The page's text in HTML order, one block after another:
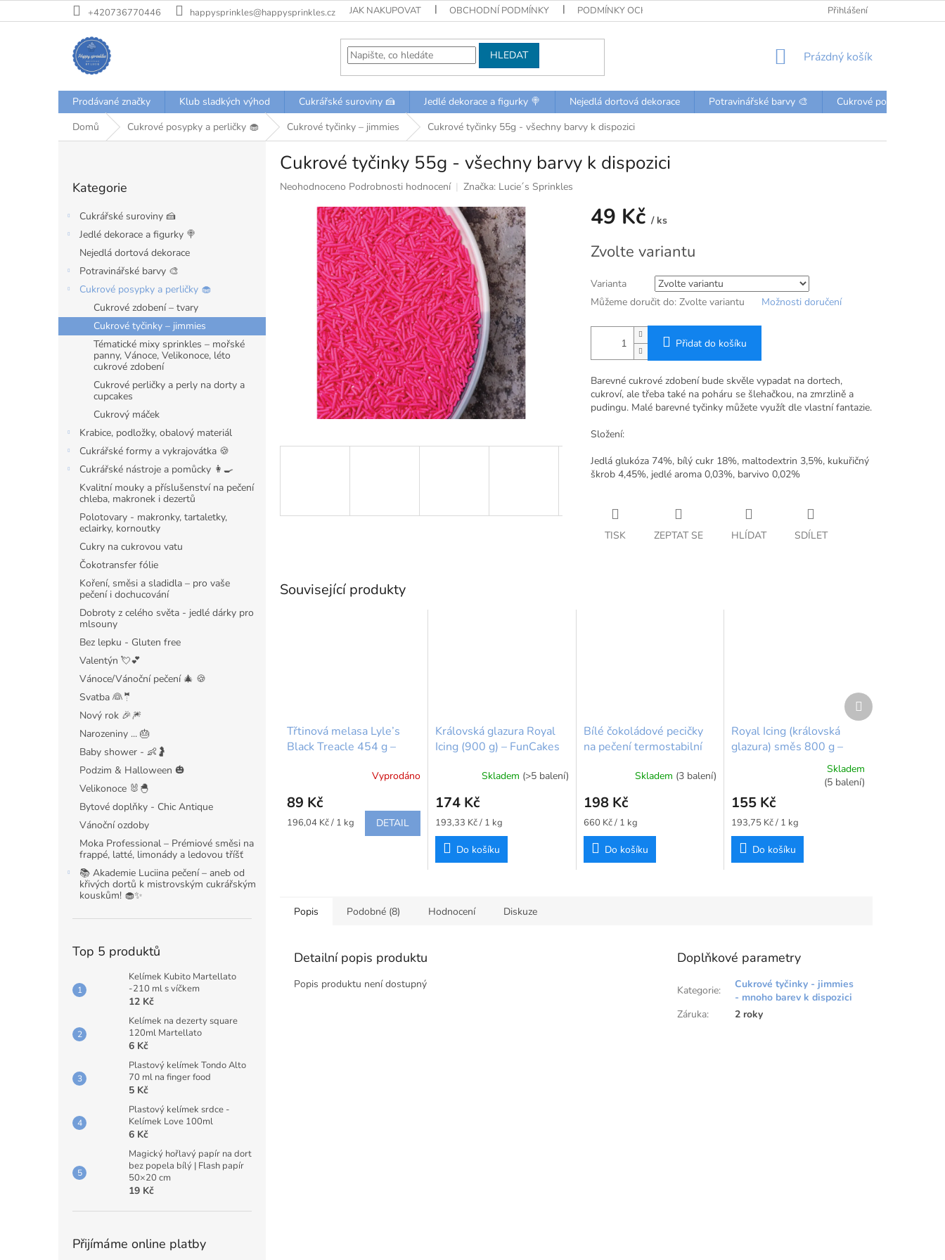
na
+420736770446 happysprinkles@happysprinkles.cz JAK NAKUPOVAT OBCHODNÍ PODMÍNKY PODMÍNKY OCHRANY OSOBNÍCH ÚDAJŮ KONTAKTYPřihlášení
HLEDAT
NÁKUPNÍ
Prázdný košík
Prodávané značky Klub sladkých výhod Cukrářské suroviny 🍰 Jedlé dekorace a figurky 🍭 Nejedlá dortová dekorace Potravinářské barvy 🎨
Cukrové posypky a
Domů
Cukrové posypky a perličky 🧁 Cukrové tyčinky – jimmies Cukrové tyčinky 55g - všechny barvy k dispozici
n
e
kategorie
Kategorie
Cukrářské suroviny 🍰
Jedlé dekorace a figurky 🍭
Nejedlá dortová dekorace
Potravinářské barvy 🎨
Cukrové posypky a perličky 🧁
Cukrové zdobení – tvary
Cukrové tyčinky – jimmies
Tématické mixy sprinkles – mořské
panny, Vánoce, Velikonoce, léto
cukrové zdobení
Cukrové perličky a perly na dorty a
cupcakes
Cukrový máček
Krabice, podložky, obalový materiál
Cukrářské formy a vykrajovátka 🍪
Cukrářské nástroje a pomůcky 👩‍🍳
Kvalitní mouky a příslušenství na pečení
chleba, makronek i dezertů
Polotovary - makronky, tartaletky,
eclairky, kornoutky
Cukry na cukrovou vatu
Čokotransfer fólie
Koření, směsi a sladidla – pro vaše
pečení i dochucování
Dobroty z celého světa - jedlé dárky pro
mlsouny
Bez lepku - Gluten free
Valentýn 💘💕
Vánoce/Vánoční pečení 🎄 🍪
Svatba 👰🤵
Nový rok 🎉🎆
Narozeniny ... 🎂
Baby shower - 👶🤰
Podzim & Halloween 🎃
Velikonoce 🐰🐣
Bytové doplňky - Chic Antique
Vánoční ozdoby
Moka Professional – Prémiové směsi na
frappé, latté, limonády a ledovou tříšť
📚 Akademie Luciina pečení – aneb od
křivých dortů k mistrovským cukrářským
kouskům! 🧁✨
Top 5 produktů
Kelímek Kubito Martellato
-210 ml s víčkem
12 Kč
Kelímek na dezerty square
120ml Martellato
6 Kč
Plastový kelímek Tondo Alto
70 ml na finger food
5 Kč
Plastový kelímek srdce -
Kelímek Love 100ml
6 Kč
Magický hořlavý papír na dort
bez popela bílý | Flash papír
50×20 cm
19 Kč
Přijímáme online platby
Cukrové tyčinky 55g - všechny barvy k dispozici
Průměrné
produktu
hvězdiček.
Neohodnoceno Podrobnosti hodnocení Značka: Lucie´s Sprinkles
49 Kč / ks
cena:
Zvolte variantu
Varianta
Můžeme doručit do: Zvolte variantu Možnosti doručení
Přidat do košíku
Barevné cukrové zdobení bude skvěle vypadat na dortech,
cukroví, ale třeba také na poháru se šlehačkou, na zmrzlině a
pudingu. Malé barevné tyčinky můžete využít dle vlastní fantazie.
Složení:
Jedlá glukóza 74%, bílý cukr 18%, maltodextrin 3,5%, kukuřičný
škrob 4,45%, jedlé aroma 0,03%, barvivo 0,02%
TISK ZEPTAT SE HLÍDAT SDÍLET
Související produkty
Třtinová melasa Lyle’s
Black Treacle 454 g –
Vyprodáno
89 Kč
Měrná
196,04 Kč / 1 kg DETAIL
Královská glazura Royal
Icing (900 g) – FunCakes
Skladem (>5 balení)
174 Kč
Měrná
cena:
193,33 Kč / 1 kg
Do košíku
Bílé čokoládové pecičky
na pečení termostabilní
Skladem (3 balení)
198 Kč
Měrná
cena:
660 Kč / 1 kg
Do košíku
Royal Icing (královská
glazura) směs 800 g –
produktu
je
Skladem
(5 balení)
155 Kč
Měrná
cena:
193,75 Kč / 1 kg
Do košíku
Další
produkt
Popis Podobné (8) Hodnocení Diskuze
Detailní popis produktu
Popis produktu není dostupný
Doplňkové parametry
Kategorie:
Cukrové tyčinky - jimmies
- mnoho barev k dispozici
Záruka: 2 roky